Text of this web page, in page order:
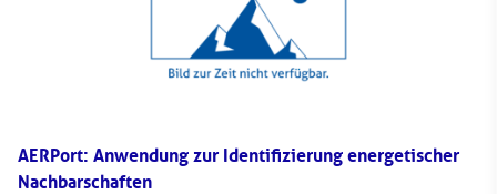
AERPort: Anwendung zur Identifizierung energetischer
Nachbarschaften